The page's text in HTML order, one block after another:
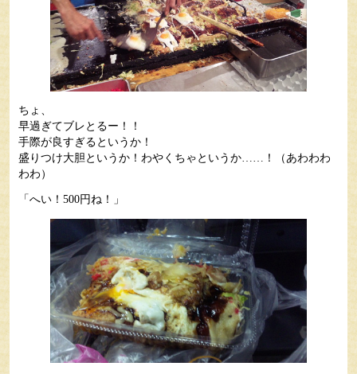
ちょ、
早過ぎてブレとるー！！
手際が良すぎるというか！
盛りつけ大胆というか！わやくちゃというか……！（あわわわ
わわ）
「へい！500円ね！」